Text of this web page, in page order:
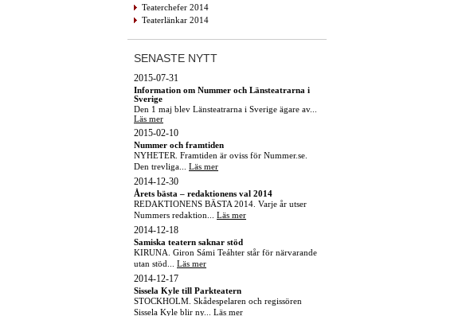
Teaterchefer 2014
Teaterlänkar 2014
SENASTE NYTT
2015-07-31
Information om Nummer och Länsteatrarna i
Sverige
Den 1 maj blev Länsteatrarna i Sverige ägare av...
Läs mer
2015-02-10
Nummer och framtiden
NYHETER. Framtiden är oviss för Nummer.se.
Den trevliga... Läs mer
2014-12-30
Årets bästa – redaktionens val 2014
REDAKTIONENS BÄSTA 2014. Varje år utser
Nummers redaktion... Läs mer
2014-12-18
Samiska teatern saknar stöd
KIRUNA. Giron Sámi Teáhter står för närvarande
utan stöd... Läs mer
2014-12-17
Sissela Kyle till Parkteatern
STOCKHOLM. Skådespelaren och regissören
Sissela Kyle blir ny... Läs mer